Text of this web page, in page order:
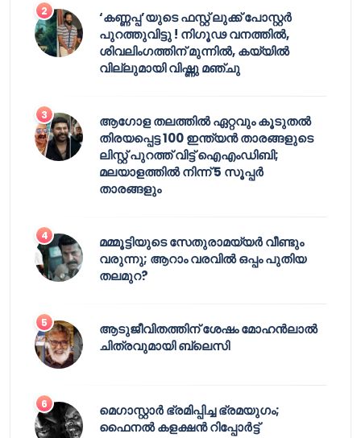
‘കണ്ണപ്പ’യുടെ ഫസ്റ്റ് ലുക്ക് പോസ്റ്റർ
പുറത്തുവിട്ടു ! നിഗൂഢ വനത്തിൽ,
ശിവലിംഗത്തിന് മുന്നിൽ, കയ്യിൽ
വില്ലുമായി വിഷ്ണു മഞ്ചു
ആഗോള തലത്തിൽ ഏറ്റവും കൂടുതൽ
തിരയപ്പെട്ട 100 ഇന്ത്യൻ താരങ്ങളുടെ
ലിസ്റ്റ് പുറത്ത് വിട്ട് ഐഎംഡിബി;
മലയാളത്തിൽ നിന്ന് 5 സൂപ്പർ
താരങ്ങളും
മമ്മൂട്ടിയുടെ സേതുരാമയ്യർ വീണ്ടും
വരുന്നു; ആറാം വരവിൽ ഒപ്പം പുതിയ
തലമുറ?
ആടുജീവിതത്തിന് ശേഷം മോഹൻലാൽ
ചിത്രവുമായി ബ്ലെസി
മെഗാസ്റ്റാർ ഭ്രമിപ്പിച്ച ഭ്രമയുഗം;
ഫൈനൽ കളക്ഷൻ റിപ്പോർട്ട്